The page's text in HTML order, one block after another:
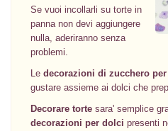
Se vuoi incollarli su torte in
panna non devi aggiungere
nulla, aderiranno senza
problemi.
Le decorazioni di zucchero
gustare assieme ai dolci che
Decorare torte sara' semplice
decorazioni per dolci presenti